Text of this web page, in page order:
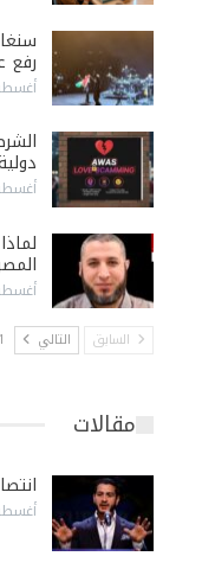
أغسطس 7,
أغسطس 6,
أغسطس 6,
السابق التالي 1 من 1٬630
مقالات
أغسطس 6,